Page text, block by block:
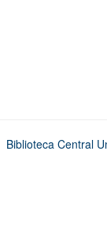
Biblioteca Central